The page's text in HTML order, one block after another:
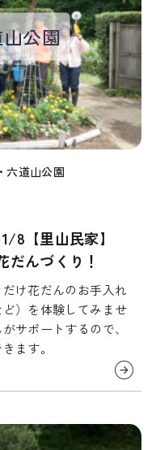
公園
六道山公園
8【里山民家】
だんづくり！
け花だんのお手入れ
ど）を体験してみませ
サポートするので、
ます。